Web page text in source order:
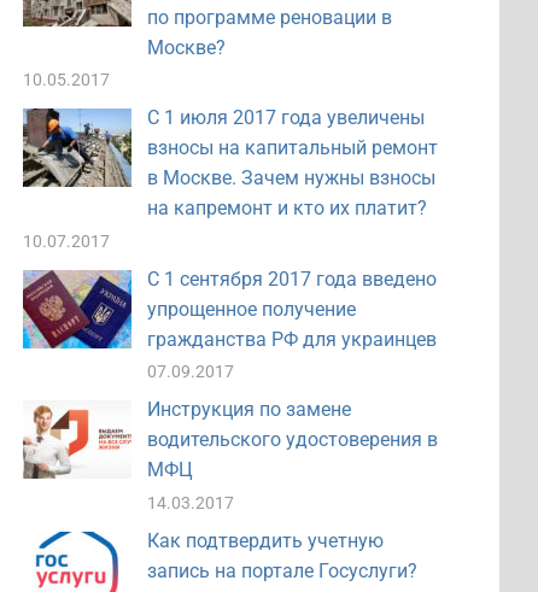
по программе реновации в
Москве?
10.05.2017
С 1 июля 2017 года увеличены
взносы на капитальный ремонт
в Москве. Зачем нужны взносы
на капремонт и кто их платит?
10.07.2017
С 1 сентября 2017 года введено
упрощенное получение
гражданства РФ для украинцев
07.09.2017
Инструкция по замене
водительского удостоверения в
МФЦ
14.03.2017
Как подтвердить учетную
запись на портале Госуслуги?